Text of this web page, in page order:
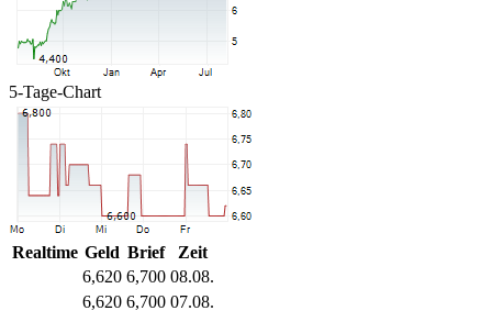
5-Tage-Chart
Realtime Geld Brief
Zeit
6,620 6,700 08.08.
6,620 6,700 07.08.